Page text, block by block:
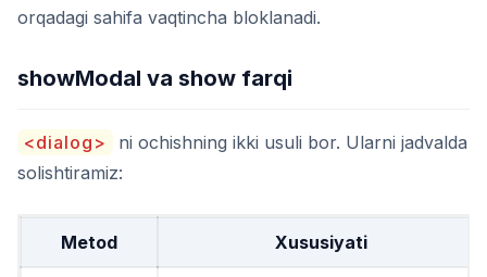
orqadagi sahifa vaqtincha bloklanadi.
showModal va show farqi
<dialog>
ni ochishning ikki usuli bor. Ularni jadvalda
solishtiramiz:
Metod Xususiyati